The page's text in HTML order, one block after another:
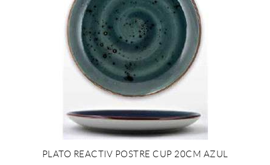
PLATO REACTIV POSTRE CUP 20CM AZUL